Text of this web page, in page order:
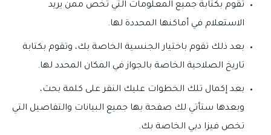
تقوم بكتابة جميع المعلومات التي تخص ممن يريد
الاستعلام في أماكنها المحددة لها.
بعد ذلك تقوم باختيار الجنسية الخاصة بك، وتقوم بكتابة
تاريخ الصلاحية الخاصة بالجواز في المكان المحدد لها.
بعد إكمال تلك الخطوات عليك النقر على كلمة بحث،
وبعدها ستأتي لك صفحة بها جميع البيانات والتفاصيل التي
تخص فيزا دبي الخاصة بك.